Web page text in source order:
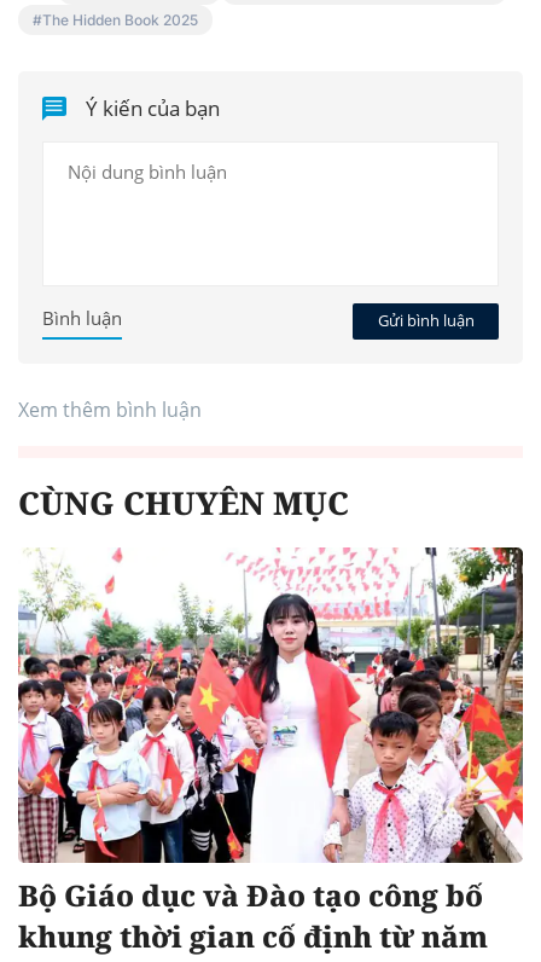
The Hidden Book 2025
Ý kiến của bạn
Gửi bình luận
Bình luận
Xem thêm bình luận
CÙNG CHUYÊN MỤC
Bộ Giáo dục và Đào tạo công bố
khung thời gian cố định từ năm